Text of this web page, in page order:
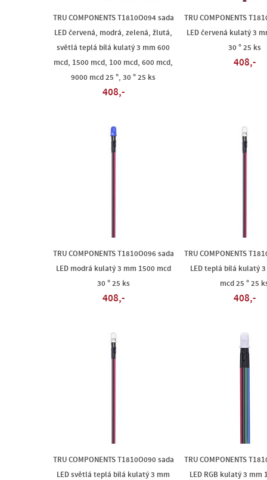
TRU COMPONENTS T1810O094 sada
LED červená, modrá, zelená, žlutá,
světlá teplá bílá kulatý 3 mm 600
mcd, 1500 mcd, 100 mcd, 600 mcd,
9000 mcd 25 °, 30 ° 25 ks
408,-
TRU COMPONENTS
LED červená kulatý 3
30 ° 25 ks
408,-
TRU COMPONENTS T1810O096 sada
LED modrá kulatý 3 mm 1500 mcd
30 ° 25 ks
408,-
TRU COMPONENTS
LED teplá bílá kulatý
mcd 25 ° 25
408,-
TRU COMPONENTS T1810O090 sada
LED světlá teplá bílá kulatý 3 mm
TRU COMPONENTS
LED RGB kulatý 3 mm